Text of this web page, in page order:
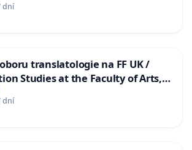
dní
translatologie na FF UK /
Studies at the Faculty of Arts,
dní